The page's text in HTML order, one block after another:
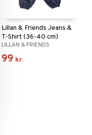
Lillan & Friends Jeans &
T-Shirt (36-40 cm)
LILLAN & FRIENDS
99 kr.